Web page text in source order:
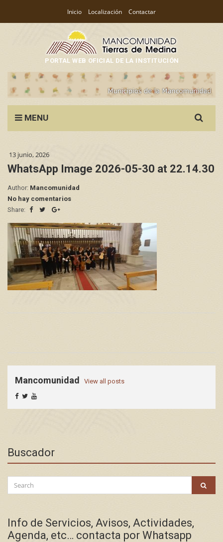
Inicio Localización Contactar
PORTAL WEB OFICIAL DE LA INSTITUCIÓN
MENU
for:
13 junio, 2026
WhatsApp Image 2026-05-30 at 22.14.30
Author: Mancomunidad
No hay comentarios
Share:
Mancomunidad View all posts
Buscador
Search
for:
Info de Servicios, Avisos, Actividades,
Agenda, etc… contacta por Whatsapp